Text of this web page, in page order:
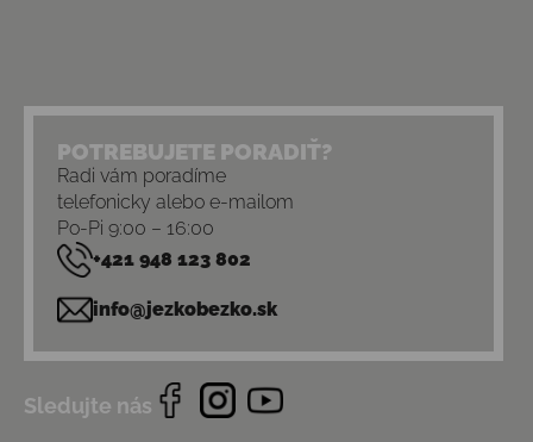
POTREBUJETE PORADIŤ?
Radi vám poradíme
telefonicky alebo e-mailom
Po-Pi 9:00 – 16:00
+421 948 123 802
info@jezkobezko.sk
Sledujte nás